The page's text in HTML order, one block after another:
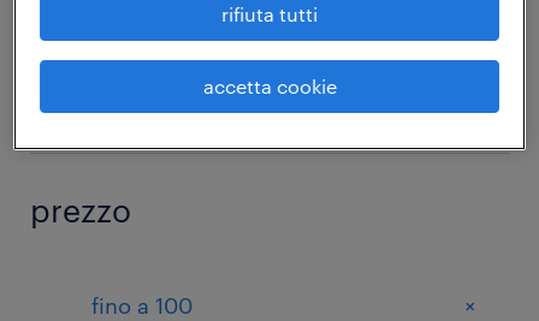
Courses for the digital
transformation of companies
prezzo
fino a 100 +
rifiuta tutti
accetta cookie